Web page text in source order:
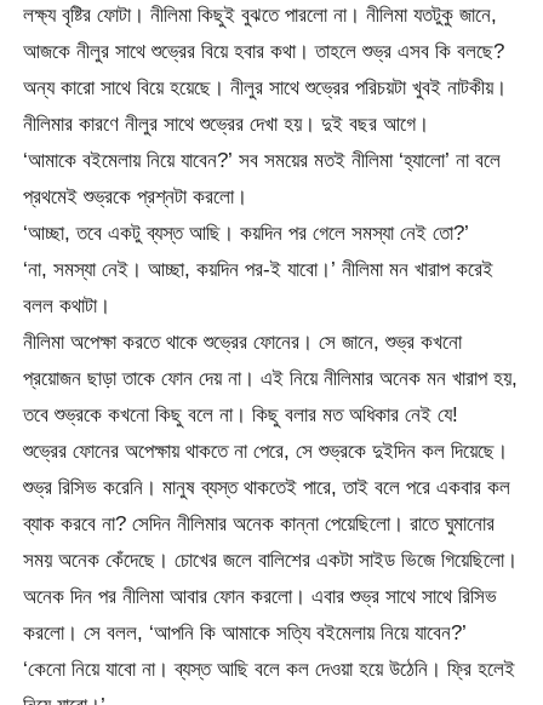
লক্ষ্য বৃষ্টির ফোটা। নীলিমা কিছুই বুঝতে পারলো না। নীলিমা যতটুকু জানে,
আজকে নীলুর সাথে শুভ্রের বিয়ে হবার কথা। তাহলে শুভ্র এসব কি বলছে?
অন্য কারো সাথে বিয়ে হয়েছে। নীলুর সাথে শুভ্রের পরিচয়টা খুবই নাটকীয়।
নীলিমার কারণে নীলুর সাথে শুভ্রের দেখা হয়। দুই বছর আগে।
‘আমাকে বইমেলায় নিয়ে যাবেন?’ সব সময়ের মতই নীলিমা ‘হ্যালো’ না বলে
প্রথমেই শুভ্রকে প্রশ্নটা করলো।
‘আচ্ছা, তবে একটু ব্যস্ত আছি। কয়দিন পর গেলে সমস্যা নেই তো?’
‘না, সমস্যা নেই। আচ্ছা, কয়দিন পর-ই যাবো।’ নীলিমা মন খারাপ করেই
বলল কথাটা।
নীলিমা অপেক্ষা করতে থাকে শুভ্রের ফোনের। সে জানে, শুভ্র কখনো
প্রয়োজন ছাড়া তাকে ফোন দেয় না। এই নিয়ে নীলিমার অনেক মন খারাপ হয়,
তবে শুভ্রকে কখনো কিছু বলে না। কিছু বলার মত অধিকার নেই যে!
শুভ্রের ফোনের অপেক্ষায় থাকতে না পেরে, সে শুভ্রকে দুইদিন কল দিয়েছে।
শুভ্র রিসিভ করেনি। মানুষ ব্যস্ত থাকতেই পারে, তাই বলে পরে একবার কল
ব্যাক করবে না? সেদিন নীলিমার অনেক কান্না পেয়েছিলো। রাতে ঘুমানোর
সময় অনেক কেঁদেছে। চোখের জলে বালিশের একটা সাইড ভিজে গিয়েছিলো।
অনেক দিন পর নীলিমা আবার ফোন করলো। এবার শুভ্র সাথে সাথে রিসিভ
করলো। সে বলল, ‘আপনি কি আমাকে সত্যি বইমেলায় নিয়ে যাবেন?’
‘কেনো নিয়ে যাবো না। ব্যস্ত আছি বলে কল দেওয়া হয়ে উঠেনি। ফ্রি হলেই